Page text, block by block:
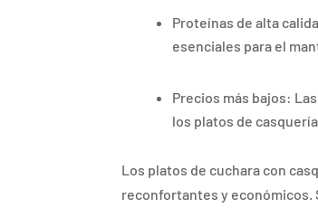
Proteínas de alta
esenciales para el
Precios más bajos:
los platos de
Los platos de cuchara con
reconfortantes y económicos.